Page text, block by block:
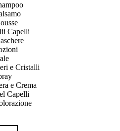
Capelli
e Cristalli
e Crema
Capelli